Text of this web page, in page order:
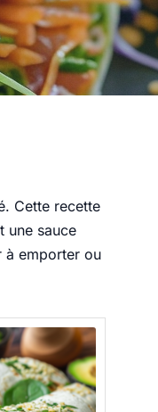
Cette recette
une sauce
à emporter ou